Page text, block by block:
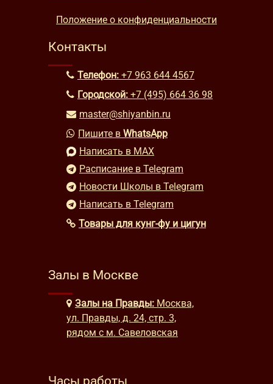
Положение о конфиденциальности
Контакты
Телефон: +7 963 644 4567
Городской: +7 (495) 664 36 98
master@shiyanbin.ru
Пишите в WhatsApp
Написать в MAX
Расписание в Telegram
Новости Школы в Telegram
Написать в Telegram
Товары для кунг-фу и цигун
Залы в Москве
Залы на Правды: Москва,
ул. Правды, д. 24, стр. 3,
рядом с м. Савеловская